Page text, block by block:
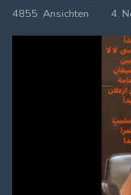
4855 Ansichten
4.